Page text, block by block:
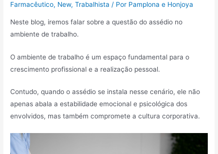
Farmacêutico, New,Trabalhista / Por Pamplona e Honjoya
Neste blog, iremos falar sobre a questão do assédio no
ambiente de trabalho.
O ambiente de trabalho é um espaço fundamental para o
crescimento profissional e a realização pessoal.
Contudo, quando o assédio se instala nesse cenário, ele não
apenas abala a estabilidade emocional e psicológica dos
envolvidos, mas também compromete a cultura corporativa.